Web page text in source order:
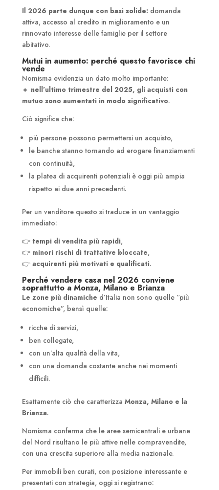
Il 2026 parte dunque con basi solide: domanda
attiva, accesso al credito in miglioramento e un
rinnovato interesse delle famiglie per il settore
abitativo.
Mutui in aumento: perché questo favorisce chi
vende
Nomisma evidenzia un dato molto importante:
🔸 nell’ultimo trimestre del 2025, gli acquisti con
mutuo sono aumentati in modo significativo.
Ciò significa che:
più persone possono permettersi un acquisto,
le banche stanno tornando ad erogare finanziamenti
con continuità,
la platea di acquirenti potenziali è oggi più ampia
rispetto ai due anni precedenti.
Per un venditore questo si traduce in un vantaggio
immediato:
👉 tempi di vendita più rapidi,
👉 minori rischi di trattative bloccate,
👉 acquirenti più motivati e qualificati.
Perché vendere casa nel 2026 conviene
soprattutto a Monza, Milano e Brianza
Le zone più dinamiche d’Italia non sono quelle “più
economiche”, bensì quelle:
ricche di servizi,
ben collegate,
con un’alta qualità della vita,
con una domanda costante anche nei momenti
difficili.
Esattamente ciò che caratterizza Monza, Milano e la
Brianza.
Nomisma conferma che le aree semicentrali e urbane
del Nord risultano le più attive nelle compravendite,
con una crescita superiore alla media nazionale.
Per immobili ben curati, con posizione interessante e
presentati con strategia, oggi si registrano: